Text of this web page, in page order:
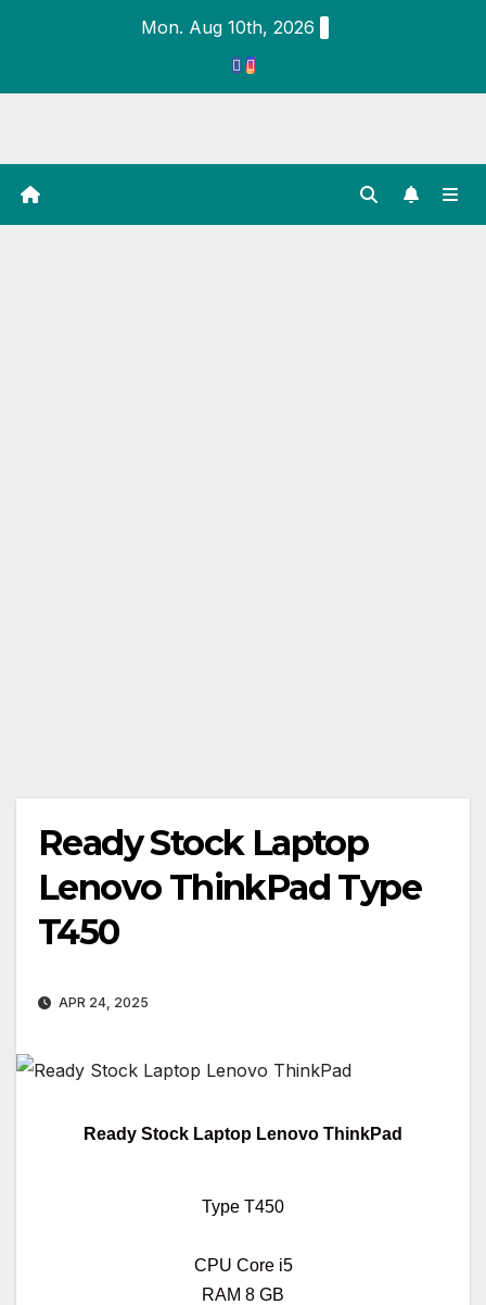
Mon. Aug 10th, 2026
Ready Stock Laptop
Lenovo ThinkPad Type
T450
APR 24, 2025
Ready Stock Laptop Lenovo ThinkPad
Type T450
CPU Core i5
RAM 8 GB